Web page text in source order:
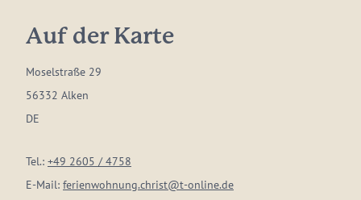
Auf der Karte
Moselstraße 29
56332 Alken
DE
Tel.: +49 2605 / 4758
E-Mail: ferienwohnung.christ@t-online.de